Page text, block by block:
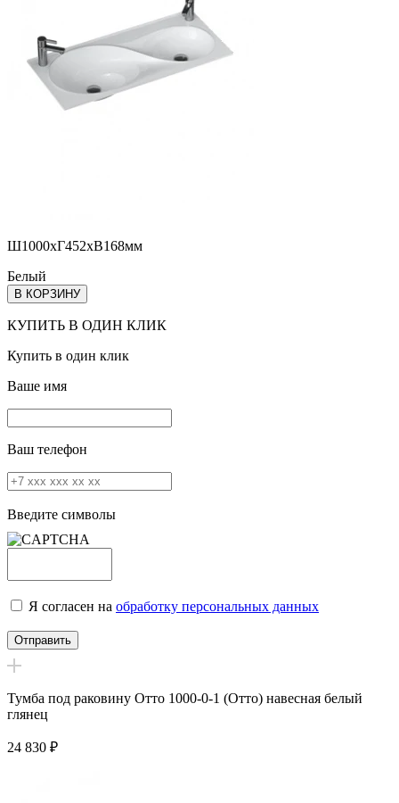
Ш1000хГ452хВ168мм
Белый
В КОРЗИНУ
КУПИТЬ В ОДИН КЛИК
Купить в один клик
Ваше имя
Ваш телефон
Введите символы
Я согласен на обработку персональных данных
Тумба под раковину Отто 1000-0-1 (Отто) навесная белый
глянец
24 830 ₽